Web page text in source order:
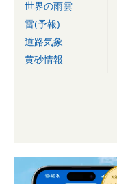
世界の雨雲
雷(予報)
道路気象
黄砂情報